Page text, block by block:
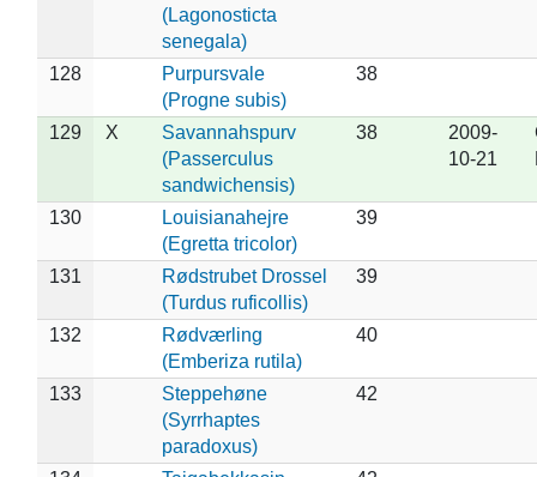
(Lagonosticta
senegala)
128
Purpursvale
(Progne subis)
38
129 X
Savannahspurv
(Passerculus
sandwichensis)
38
2009-
10-21
130
Louisianahejre
(Egretta tricolor)
39
131
Rødstrubet Drossel
(Turdus ruficollis)
39
132
Rødværling
(Emberiza rutila)
40
133
Steppehøne
(Syrrhaptes
paradoxus)
42